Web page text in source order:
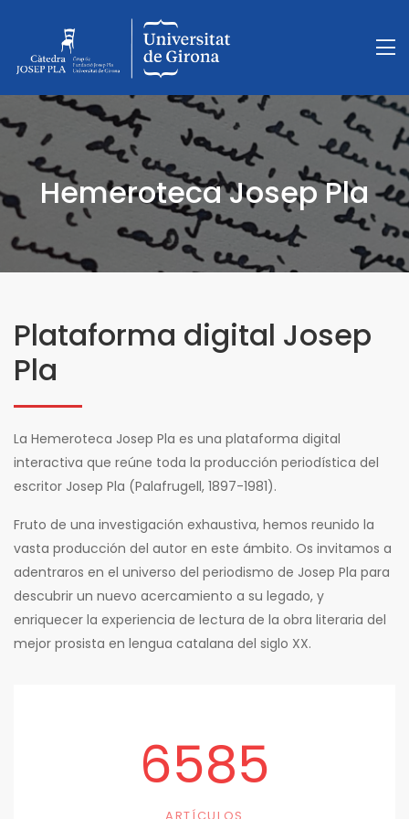
Hemeroteca Josep Pla
Plataforma digital Josep
Pla
La Hemeroteca Josep Pla es una plataforma digital
interactiva que reúne toda la producción periodística del
escritor Josep Pla (Palafrugell, 1897-1981).
Fruto de una investigación exhaustiva, hemos reunido la
vasta producción del autor en este ámbito. Os invitamos a
adentraros en el universo del periodismo de Josep Pla para
descubrir un nuevo acercamiento a su legado, y
enriquecer la experiencia de lectura de la obra literaria del
mejor prosista en lengua catalana del siglo XX.
6585